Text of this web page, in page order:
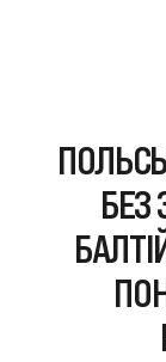
БЕЗ